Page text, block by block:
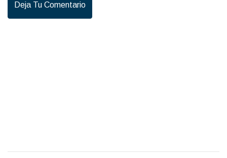
Deja Tu Comentario